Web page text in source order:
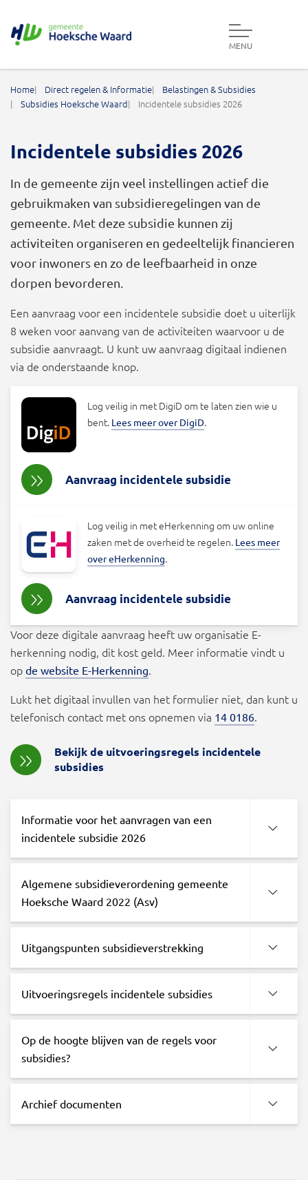
MENU
Home Direct regelen & Informatie
Belastingen & Subsidies
Subsidies Hoeksche Waard
Incidentele subsidies 2026
Incidentele subsidies 2026
In de gemeente zijn veel instellingen actief die
gebruikmaken van subsidieregelingen van de
gemeente. Met deze subsidie kunnen zij
activiteiten organiseren en gedeeltelijk financieren
voor inwoners en zo de leefbaarheid in onze
dorpen bevorderen.
Een aanvraag voor een incidentele subsidie doet u uiterlijk
8 weken voor aanvang van de activiteiten waarvoor u de
subsidie aanvraagt. U kunt uw aanvraag digitaal indienen
via de onderstaande knop.
Log veilig in met DigiD om te laten zien wie u
bent. Lees meer over DigiD.
Aanvraag incidentele subsidie
Log veilig in met eHerkenning om uw online
zaken met de overheid te regelen. Lees meer
over eHerkenning.
Aanvraag incidentele subsidie
Voor deze digitale aanvraag heeft uw organisatie E-
herkenning nodig, dit kost geld. Meer informatie vindt u
op de website E-Herkenning.
Lukt het digitaal invullen van het formulier niet, dan kunt u
telefonisch contact met ons opnemen via 14 0186.
Bekijk de uitvoeringsregels incidentele
subsidies
Informatie voor het aanvragen van een
incidentele subsidie 2026
Algemene subsidieverordening gemeente
Hoeksche Waard 2022 (Asv)
Uitgangspunten subsidieverstrekking
Uitvoeringsregels incidentele subsidies
Op de hoogte blijven van de regels voor
subsidies?
Archief documenten